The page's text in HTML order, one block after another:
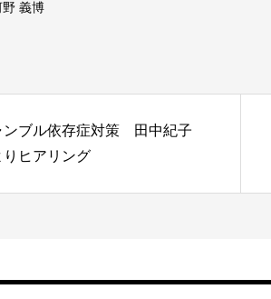
義博
ンブル依存症対策 田中紀子
りヒアリング